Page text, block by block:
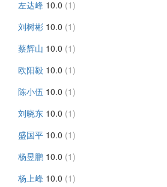
左达峰 10.0 (1)
刘树彬 10.0 (1)
蔡辉山 10.0 (1)
欧阳毅 10.0 (1)
陈小伍 10.0 (1)
刘晓东 10.0 (1)
盛国平 10.0 (1)
杨昱鹏 10.0 (1)
杨上峰 10.0 (1)